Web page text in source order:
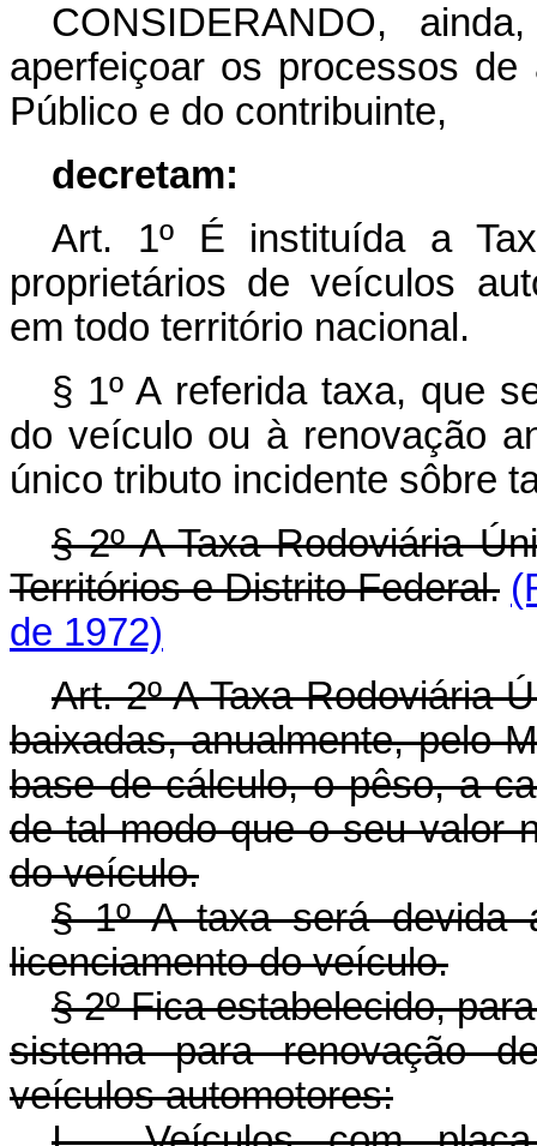
CONSIDERANDO,
aperfeiçoar os processos
Público e do contribuinte,
decretam:
Art. 1º É instituída a
proprietários de veículos
em todo território nacional.
§ 1º A referida taxa, que
do veículo ou à renovação
único tributo incidente sôbre
§ 2º A Taxa Rodoviária
Territórios e Distrito Federal.
de 1972)
Art. 2º A Taxa Rodoviária
baixadas, anualmente, pelo
base de cálculo, o pêso, a
de tal modo que o seu valor
do veículo.
§ 1º A taxa será devida
licenciamento do veículo.
§ 2º Fica estabelecido,
sistema para renovação
veículos automotores: